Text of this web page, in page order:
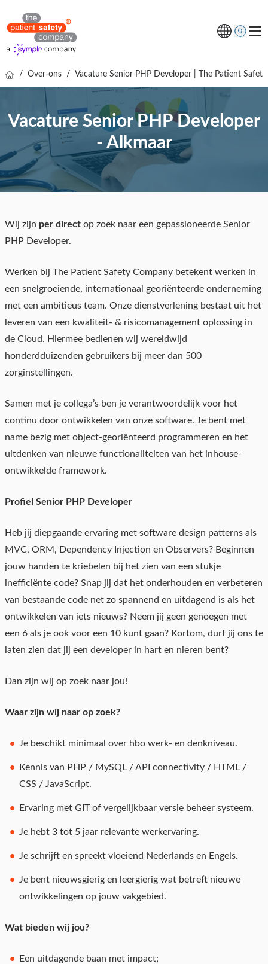
Oplossingen
Kenniscentrum
Over ons
Gratis online demo
/ Over-ons / Vacature Senior PHP Developer | The Patient
Vacature Senior PHP Developer
- Alkmaar
Wij zijn per direct op zoek naar een gepassioneerde Senior
PHP Developer.
Werken bij The Patient Safety Company betekent werken in
een snelgroeiende, internationaal georiënteerde onderneming
met een ambitieus team. Onze dienstverlening bestaat uit het
leveren van een kwaliteit- & risicomanagement oplossing in
de Cloud. Hiermee bedienen wij wereldwijd
honderdduizenden gebruikers bij meer dan 500
zorginstellingen.
Samen met je collega’s ben je verantwoordelijk voor het
continu door ontwikkelen van onze software. Je bent met
name bezig met object-georiënteerd programmeren en het
uitdenken van nieuwe functionaliteiten van het inhouse-
ontwikkelde framework.
Profiel Senior PHP Developer
Heb jij diepgaande ervaring met software design patterns als
MVC, ORM, Dependency Injection en Observers? Beginnen
jouw handen te kriebelen bij het zien van een stukje
inefficiënte code? Snap jij dat het onderhouden en verbeteren
van bestaande code net zo spannend en uitdagend is als het
ontwikkelen van iets nieuws? Neem jij geen genoegen met
een 6 als je ook voor een 10 kunt gaan? Kortom, durf jij ons te
laten zien dat jij een developer in hart en nieren bent?
Dan zijn wij op zoek naar jou!
Waar zijn wij naar op zoek?
Je beschikt minimaal over hbo werk- en denkniveau.
Kennis van PHP / MySQL / API connectivity / HTML /
CSS / JavaScript.
Ervaring met GIT of vergelijkbaar versie beheer systeem.
Je hebt 3 tot 5 jaar relevante werkervaring.
Je schrijft en spreekt vloeiend Nederlands en Engels.
Je bent nieuwsgierig en leergierig wat betreft nieuwe
ontwikkelingen op jouw vakgebied.
Wat bieden wij jou?
Een uitdagende baan met impact;